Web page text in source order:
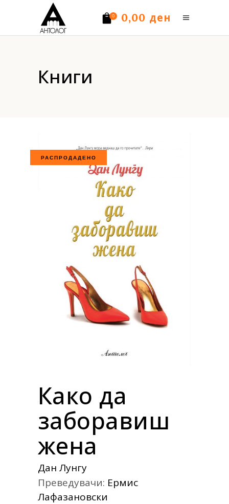
0 0,00 ден
Книги
РАСПРОДАДЕНО
Како да
заборавиш
жена
Дан Лунгу
Преведувачи: Ермис
Лафазановски